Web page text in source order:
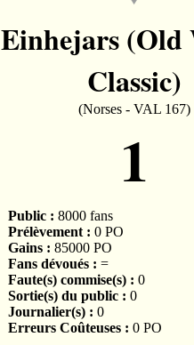
Einhejars (Old
Classic)
(Norses - VAL 167)
1
Public : 8000 fans
Prélèvement : 0 PO
Gains : 85000 PO
Fans dévoués : =
Faute(s) commise(s) : 0
Sortie(s) du public : 0
Journalier(s) : 0
Erreurs Coûteuses : 0 PO